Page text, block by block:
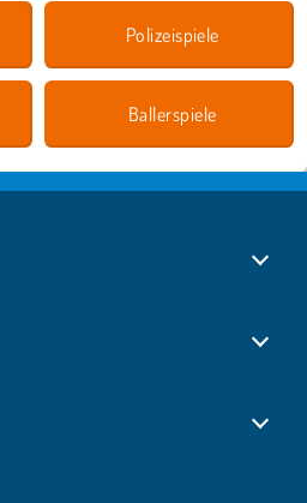
Polizeispiele
Ballerspiele